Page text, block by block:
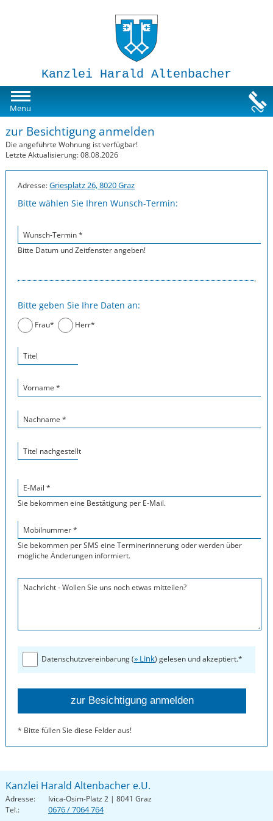
Kanzlei Harald Altenbacher
Menu
Susi-Sorglos Anlegerwohnungen
Impressum
zur Besichtigung anmelden
Die angeführte Wohnung ist verfügbar!
Letzte Aktualisierung: 08.08.2026
Adresse:Griesplatz 26, 8020 Graz
Bitte wählen Sie Ihren Wunsch-Termin:
Wunsch-Termin *
Bitte Datum und Zeitfenster angeben!
Bitte geben Sie Ihre Daten an:
Frau* Herr*
Titel
Vorname *
Nachname *
Titel nachgestellt
E-Mail *
Sie bekommen eine Bestätigung per E-Mail.
Mobilnummer *
Sie bekommen per SMS eine Terminerinnerung oder werden über
mögliche Änderungen informiert.
Nachricht - Wollen Sie uns noch etwas mitteilen?
Datenschutzvereinbarung (» Link) gelesen und akzeptiert.*
* Bitte füllen Sie diese Felder aus!
Kanzlei Harald Altenbacher e.U.
Adresse:
Ivica-Osim-Platz 2 | 8041 Graz
Tel.:
0676 / 7064 764